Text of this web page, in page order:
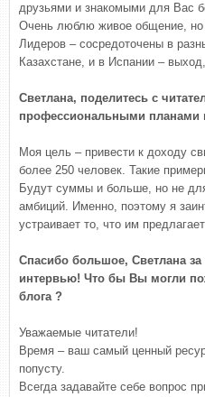
друзьями и знакомыми для Вас
Очень люблю живое общение, но
Лидеров – сосредоточены в
Казахстане, и в Испании –
Светлана, поделитесь с
профессиональными планами
Моя цель – привести к доходу
более 250 человек. Такие
Будут суммы и больше, но не
амбиций. Именно, поэтому я
устраивает то, что им
Спасибо большое, Светлана за
интервью! Что бы Вы могли
блога ?
Уважаемые читатели!
Время – ваш самый ценный
попусту.
Всегда задавайте себе вопрос